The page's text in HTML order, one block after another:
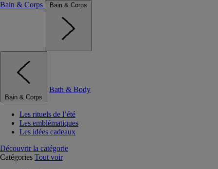
Bain & Corps
Bain & Corps
Bain & Corps
Bath & Body
Les rituels de l’été
Les emblématiques
Les idées cadeaux
Découvrir la catégorie
Catégories Tout voir